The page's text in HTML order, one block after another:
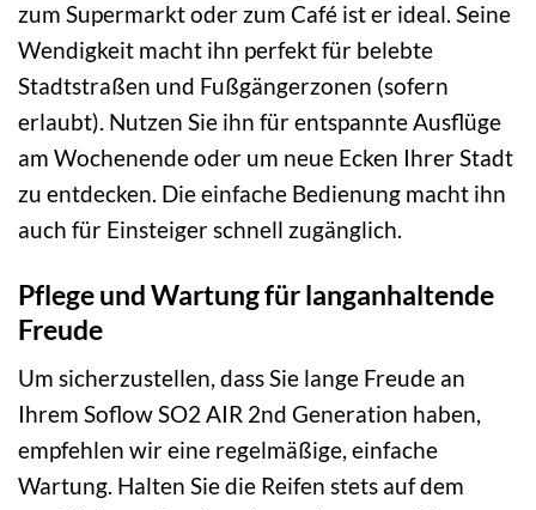
zum Supermarkt oder zum Café ist er ideal. Seine
Wendigkeit macht ihn perfekt für belebte
Stadtstraßen und Fußgängerzonen (sofern
erlaubt). Nutzen Sie ihn für entspannte Ausflüge
am Wochenende oder um neue Ecken Ihrer Stadt
zu entdecken. Die einfache Bedienung macht ihn
auch für Einsteiger schnell zugänglich.
Pflege und Wartung für langanhaltende
Freude
Um sicherzustellen, dass Sie lange Freude an
Ihrem Soflow SO2 AIR 2nd Generation haben,
empfehlen wir eine regelmäßige, einfache
Wartung. Halten Sie die Reifen stets auf dem